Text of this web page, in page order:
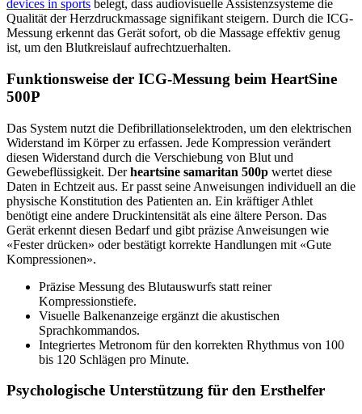
devices in sports belegt, dass audiovisuelle Assistenzsysteme die
Qualität der Herzdruckmassage signifikant steigern. Durch die ICG-
Messung erkennt das Gerät sofort, ob die Massage effektiv genug
ist, um den Blutkreislauf aufrechtzuerhalten.
Funktionsweise der ICG-Messung beim HeartSine
500P
Das System nutzt die Defibrillationselektroden, um den elektrischen
Widerstand im Körper zu erfassen. Jede Kompression verändert
diesen Widerstand durch die Verschiebung von Blut und
Gewebeflüssigkeit. Derheartsine samaritan 500p wertet diese
Daten in Echtzeit aus. Er passt seine Anweisungen individuell an die
physische Konstitution des Patienten an. Ein kräftiger Athlet
benötigt eine andere Druckintensität als eine ältere Person. Das
Gerät erkennt diesen Bedarf und gibt präzise Anweisungen wie
«Fester drücken» oder bestätigt korrekte Handlungen mit «Gute
Kompressionen».
Präzise Messung des Blutauswurfs statt reiner
Kompressionstiefe.
Visuelle Balkenanzeige ergänzt die akustischen
Sprachkommandos.
Integriertes Metronom für den korrekten Rhythmus von 100
bis 120 Schlägen pro Minute.
Psychologische Unterstützung für den Ersthelfer